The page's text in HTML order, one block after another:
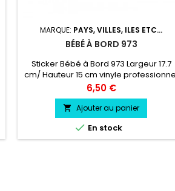
MARQUE: PAYS, VILLES, ILES ETC...
BÉBÉ À BORD 973
Sticker Bébé à Bord 973 Largeur 17.7
cm/ Hauteur 15 cm vinyle
très résistant résiste a l'eau, essence,
chaleur, froid.
Prix
6,50 €
 Ajouter au panier
 En stock